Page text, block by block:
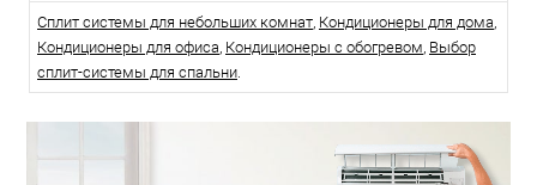
Сплит системы для небольших комнат, Кондиционеры для дома,
Кондиционеры для офиса, Кондиционеры с обогревом, Выбор
сплит-системы для спальни.